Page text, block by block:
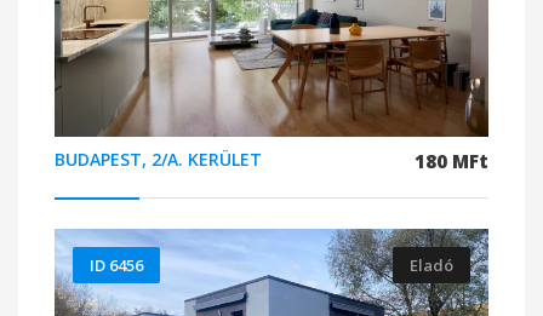
BUDAPEST, 2/A. KERÜLET 180 MFt
ID 6456 Eladó